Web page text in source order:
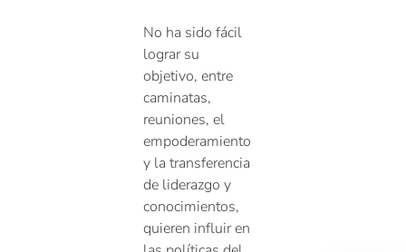
No ha sido fácil
lograr su
objetivo, entre
caminatas,
reuniones, el
empoderamiento
y la transferencia
de liderazgo y
conocimientos,
quieren influir en